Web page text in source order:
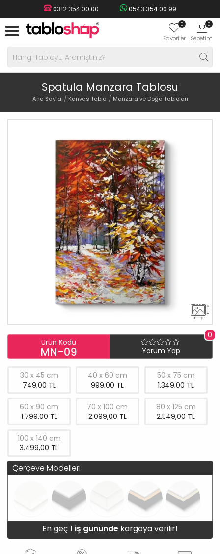
0312 354 00 00 0543 354 00 99
0
Favoriler
0
Sepetim
Spatula Manzara Tablosu
Ana Sayfa Kanvas Tablo Manzara ve Doğa Tabloları
Ürün Kodu
MN-09
0
Yorum Yap
30 x 45 cm
749,00 TL
40 x 60 cm
999,00 TL
50 x 75 cm
1.349,00 TL
60 x 90 cm
1.799,00 TL
70 x 100 cm
2.099,00 TL
80 x 125 cm
2.549,00 TL
100 x 140 cm
3.499,00 TL
Çerçeve Modelleri
En geç1 iş gününde kargoya verilir!